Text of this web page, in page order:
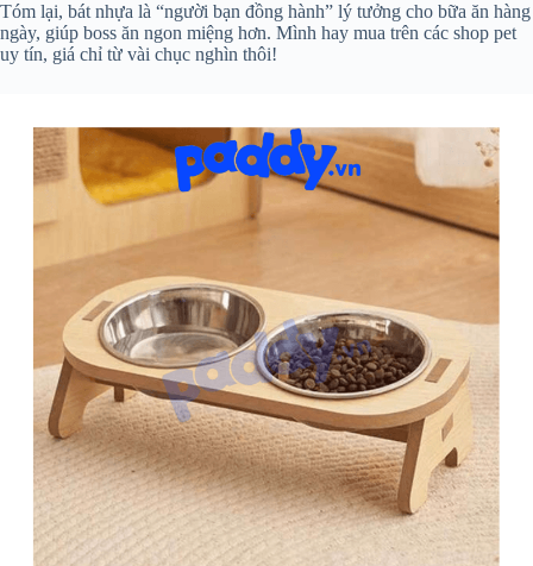
Tóm lại, bát nhựa là “người bạn đồng hành” lý tưởng cho bữa ăn hàng
ngày, giúp boss ăn ngon miệng hơn. Mình hay mua trên các shop pet
uy tín, giá chỉ từ vài chục nghìn thôi!